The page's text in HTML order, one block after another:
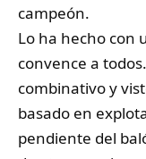
campeón.
Lo ha hecho con
convence a
combinativo y
basado en
pendiente del